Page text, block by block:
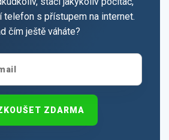
telefon s přístupem na internet.
čím ještě váháte?
ZDARMA